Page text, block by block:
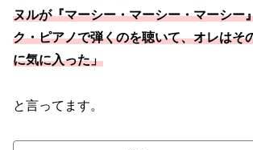
ヌルが『マーシー・マーシー・マーシー
ク・ピアノで弾くのを聴いて、オレはそ
に気に入った」
と言ってます。